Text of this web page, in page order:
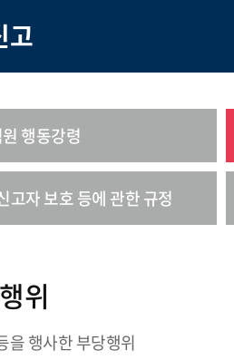
고
행동강령
고자 보호 등에 관한 규정
위
을 행사한 부당행위